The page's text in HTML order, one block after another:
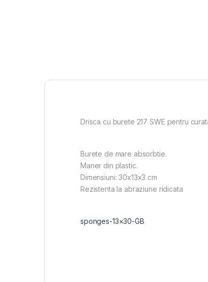
Drisca cu burete 217 SWE pentru
Burete de mare absorbtie.
Maner din plastic.
Dimensiuni: 30x13x3 cm
Rezistenta la abraziune ridicata
sponges-13×30-GB